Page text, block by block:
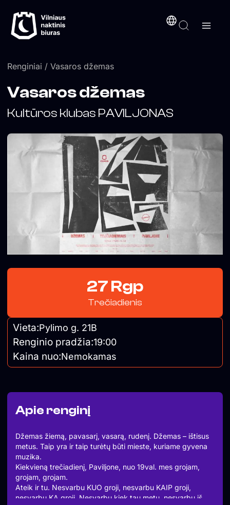
prie
turinio
Renginiai / Vasaros džemas
Apie renginį
Džemas žiemą, pavasarį, vasarą, rudenį. Džemas – ištisus
metus. Taip yra ir taip turėtų būti mieste, kuriame gyvena
muzika.
Kiekvieną trečiadienį, Paviljone, nuo 19val. mes grojam,
grojam, grojam.
Ateik ir tu. Nesvarbu KUO groji, nesvarbu KAIP groji,
nesvarbu KĄ groji. Nesvarbu kiek tau metų, nesvarbu iš
Vasaros džemas
Kultūros klubas PAVILJONAS
27 Rgp
Trečiadienis
Vieta:Pylimo g. 21B
Renginio pradžia:19:00
Kaina nuo:Nemokamas